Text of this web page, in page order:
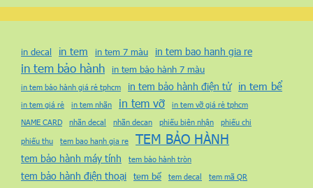
in decal in tem in tem 7 màu in tem bao hanh gia re
in tem bảo hành in tem bảo hành 7 màu
in tem bảo hành giá rẻ tphcm in tem bảo hành điện tử in tem bể
in tem giá rẻ in tem nhãn in tem vỡ
in tem vỡ giá rẻ tphcm
NAME CARD
nhãn decal nhãn decan phiếu biên nhận phiếu chi
phiếu thu tem bao hanh gia re TEM BẢO HÀNH
tem bảo hành máy tính tem bảo hành tròn
tem bảo hành điện thoại tem bể tem decal
tem mã QR